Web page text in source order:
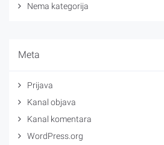
Nema kategorija
Meta
Prijava
Kanal objava
Kanal komentara
WordPress.org